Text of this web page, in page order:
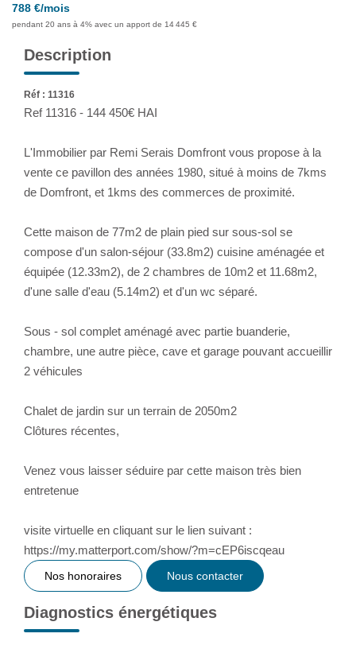
788 €/mois
pendant 20 ans à 4% avec un apport de 14 445 €
Description
Réf : 11316
Ref 11316 - 144 450€ HAI
L'Immobilier par Remi Serais Domfront vous propose à la
vente ce pavillon des années 1980, situé à moins de 7kms
de Domfront, et 1kms des commerces de proximité.
Cette maison de 77m2 de plain pied sur sous-sol se
compose d'un salon-séjour (33.8m2) cuisine aménagée et
équipée (12.33m2), de 2 chambres de 10m2 et 11.68m2,
d'une salle d'eau (5.14m2) et d'un wc séparé.
Sous - sol complet aménagé avec partie buanderie,
chambre, une autre pièce, cave et garage pouvant accueillir
2 véhicules
Chalet de jardin sur un terrain de 2050m2
Clôtures récentes,
Venez vous laisser séduire par cette maison très bien
entretenue
visite virtuelle en cliquant sur le lien suivant :
https://my.matterport.com/show/?m=cEP6iscqeau
Nos honoraires Nous contacter
Diagnostics énergétiques